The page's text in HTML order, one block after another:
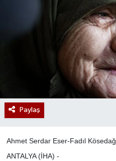
Paylaş
Ahmet Serdar Eser-Fadıl Kösedağ
ANTALYA (İHA) -